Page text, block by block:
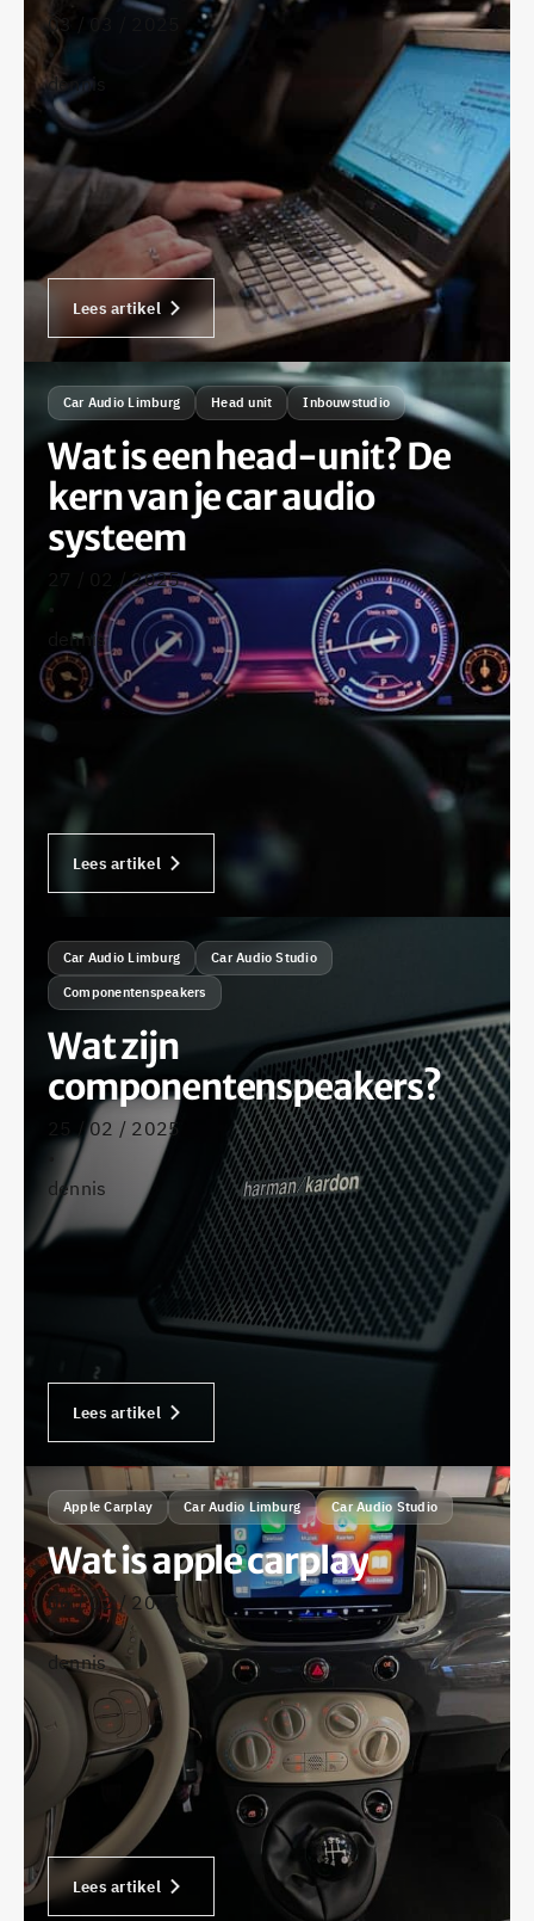
03 / 03 / 2025
•
dennis
Lees artikel
Car Audio Limburg Head unit Inbouwstudio
Wat is een head-unit? De
kern van je car audio
systeem
27 / 02 / 2025
dennis
Lees artikel
Car Audio Limburg Car Audio Studio
Componentenspeakers
Wat zijn
componentenspeakers?
25 / 02 / 2025
dennis
Lees artikel
Apple Carplay Car Audio Limburg Car Audio Studio
Wat is apple carplay
06 / 02 / 2025
•
dennis
Lees artikel